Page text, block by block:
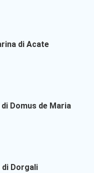
di Acate
Domus de Maria
di Dorgali